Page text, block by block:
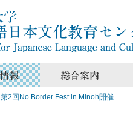
第2回No Border Fest in Minoh開催